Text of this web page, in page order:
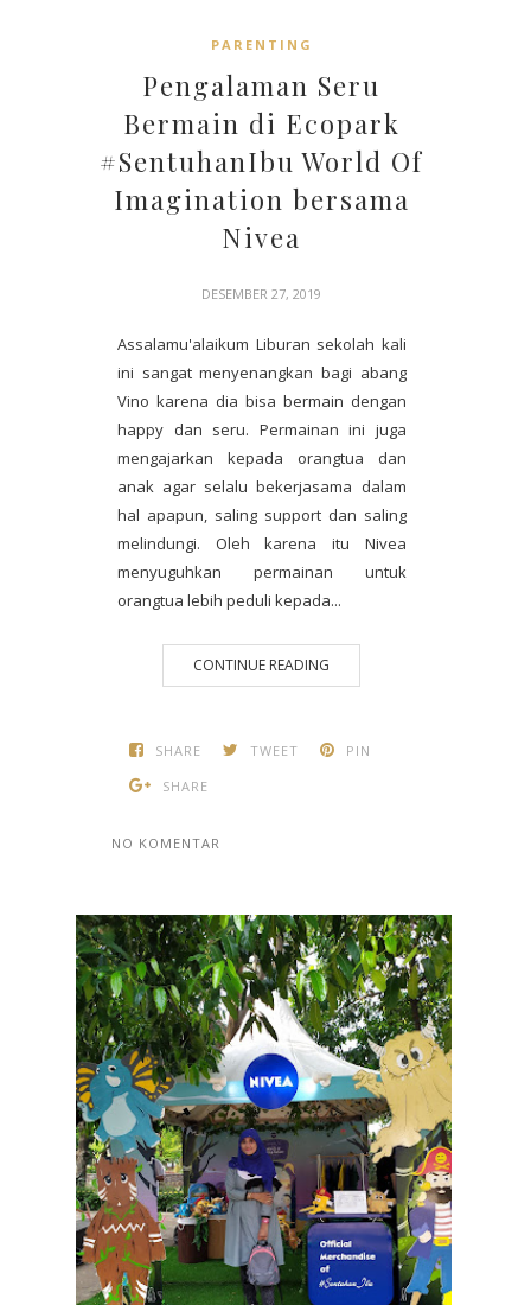
PARENTING
Pengalaman Seru
Bermain di Ecopark
#SentuhanIbu World Of
Imagination bersama
Nivea
DESEMBER 27, 2019
Assalamu'alaikum Liburan sekolah kali
ini sangat menyenangkan bagi abang
Vino karena dia bisa bermain dengan
happy dan seru. Permainan ini juga
mengajarkan kepada orangtua dan
anak agar selalu bekerjasama dalam
hal apapun, saling support dan saling
melindungi. Oleh karena itu Nivea
menyuguhkan permainan untuk
orangtua lebih peduli kepada...
CONTINUE READING
SHARE TWEET
PIN
SHARE
NO KOMENTAR